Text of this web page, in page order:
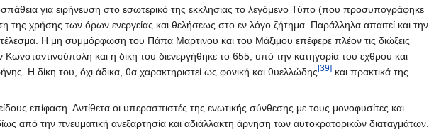
για ειρήνευση στο εσωτερικό της εκκλησίας το λεγόμενο Τύπο (που προσυπογράφηκε
χρήσης των όρων ενεργείας και θελήσεως στο εν λόγο ζήτημα. Παράλληλα απαιτεί και την
Η μη συμμόρφωση του Πάπα Μαρτινου και του Μάξιμου επέφερε πλέον τις διώξεις
και η δίκη του διενεργήθηκε το 655, υπό την κατηγορία του εχθρού και
Η δίκη του, όχι άδικα, θα χαρακτηριστεί ως φονική και θυελλώδης[39] και πρακτικά της
επίφαση. Αντίθετα οι υπερασπιστές της ενωτικής σύνθεσης με τους μονοφυσίτες και
από την πνευματική ανεξαρτησία και αδιάλλακτη άρνηση των αυτοκρατορικών διαταγμάτων.